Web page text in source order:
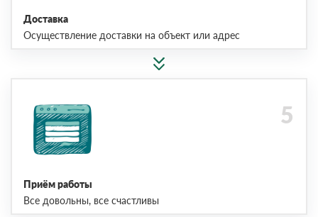
Доставка
Осуществление доставки на объект или адрес
Приём работы
Все довольны, все счастливы